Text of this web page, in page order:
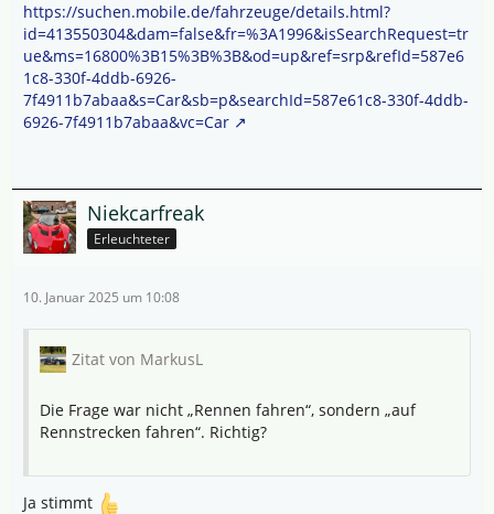
https://suchen.mobile.de/fahrzeuge/details.html?
id=413550304&dam=false&fr=%3A1996&isSearchRequest=tr
ue&ms=16800%3B15%3B%3B&od=up&ref=srp&refId=587e6
1c8-330f-4ddb-6926-
7f4911b7abaa&s=Car&sb=p&searchId=587e61c8-330f-4ddb-
6926-7f4911b7abaa&vc=Car
Niekcarfreak
Erleuchteter
10. Januar 2025 um 10:08
Zitat von MarkusL
Die Frage war nicht „Rennen fahren“, sondern „auf
Rennstrecken fahren“. Richtig?
Ja stimmt